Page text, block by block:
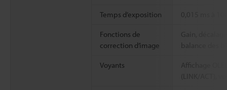
Temps d’exposition 0,015 ms à
Fonctions de
correction d’image
Gain,
balance des
Voyants
Affichage
(LINK/ACT),